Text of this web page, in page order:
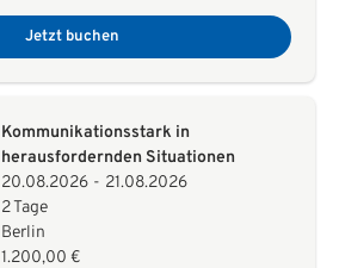
Jetzt buchen
Kommunikationsstark in
herausfordernden Situationen
20.08.2026 - 21.08.2026
2 Tage
Berlin
1.200,00 €